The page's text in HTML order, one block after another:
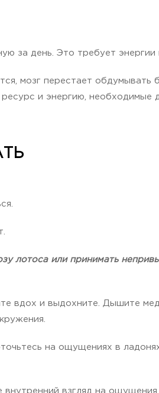
за день. Это требует энергии
мозг перестает
и энергию, необходимые
лотоса или принимать
вдох и выдохните. Дышите
на ощущениях в
взгляд на